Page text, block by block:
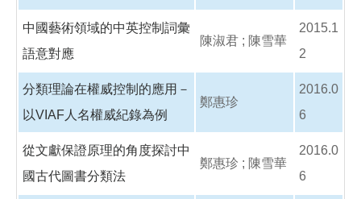
中國藝術領域的中英控制詞彙
語意對應
陳淑君 ; 陳雪華
2015.1
2
分類理論在權威控制的應用－
以VIAF人名權威紀錄為例
鄭惠珍
2016.0
6
從文獻保證原理的角度探討中
國古代圖書分類法
鄭惠珍 ; 陳雪華
2016.0
6